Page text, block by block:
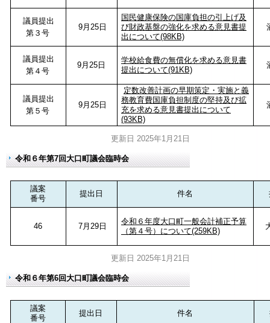
議員提出
第３号
9月25日
国民健康保険の国庫負担の引上げ及
び財政基盤の強化を求める意見書提
出について(98KB)
議員提出
第４号
9月25日
学校給食費の無償化を求める意見書
提出について(91KB)
議員提出
第５号
9月25日
定数改善計画の早期策定・実施と義
務教育費国庫負担制度の堅持及び拡
充を求める意見書提出について
(93KB)
更新日 2025年1月21日
令和６年第7回大口町議会臨時会
議案
番号
提出日 件名
46 7月29日
令和６年度大口町一般会計補正予算
（第４号）について(259KB)
更新日 2025年1月21日
令和６年第6回大口町議会臨時会
議案
番号
提出日 件名